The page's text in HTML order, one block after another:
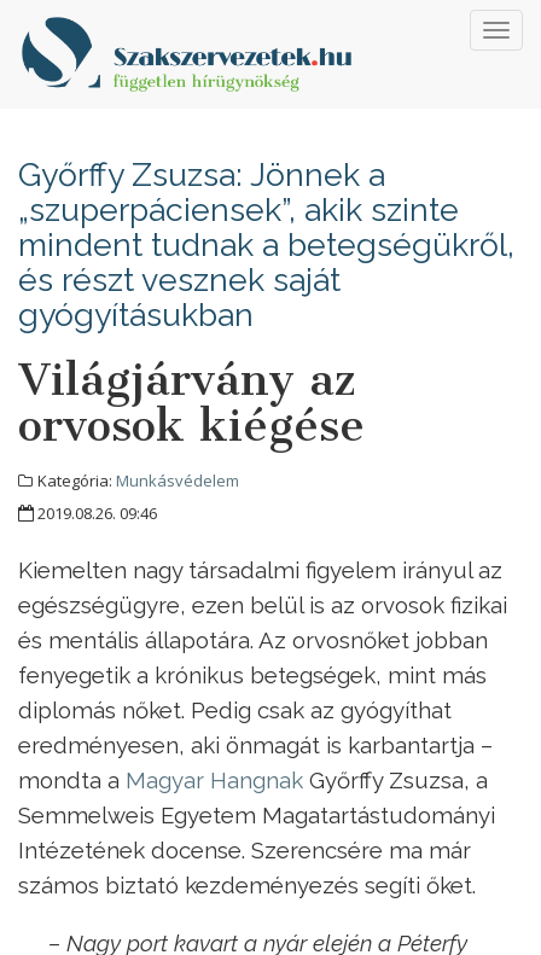
Győrffy Zsuzsa: Jönnek a
„szuperpáciensek”, akik szinte
mindent tudnak a betegségükről,
és részt vesznek saját
gyógyításukban
Világjárvány az
orvosok kiégése
Kategória: Munkásvédelem
2019.08.26. 09:46
Kiemelten nagy társadalmi figyelem irányul az
egészségügyre, ezen belül is az orvosok fizikai
és mentális állapotára. Az orvosnőket jobban
fenyegetik a krónikus betegségek, mint más
diplomás nőket. Pedig csak az gyógyíthat
eredményesen, aki önmagát is karbantartja –
mondta a Magyar Hangnak Győrffy Zsuzsa, a
Semmelweis Egyetem Magatartástudományi
Intézetének docense. Szerencsére ma már
számos biztató kezdeményezés segíti őket.
– Nagy port kavart a nyár elején a Péterfy